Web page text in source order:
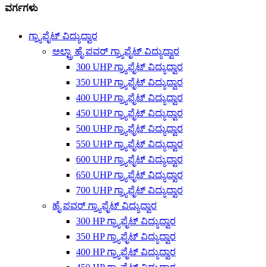
ವರ್ಗಗಳು
ಗ್ರ್ಯಾಫೈಟ್ ವಿದ್ಯುದ್ವಾರ
ಅಲ್ಟ್ರಾ ಹೈ ಪವರ್ ಗ್ರ್ಯಾಫೈಟ್ ವಿದ್ಯುದ್ವಾರ
300 UHP ಗ್ರ್ಯಾಫೈಟ್ ವಿದ್ಯುದ್ವಾರ
350 UHP ಗ್ರ್ಯಾಫೈಟ್ ವಿದ್ಯುದ್ವಾರ
400 UHP ಗ್ರ್ಯಾಫೈಟ್ ವಿದ್ಯುದ್ವಾರ
450 UHP ಗ್ರ್ಯಾಫೈಟ್ ವಿದ್ಯುದ್ವಾರ
500 UHP ಗ್ರ್ಯಾಫೈಟ್ ವಿದ್ಯುದ್ವಾರ
550 UHP ಗ್ರ್ಯಾಫೈಟ್ ವಿದ್ಯುದ್ವಾರ
600 UHP ಗ್ರ್ಯಾಫೈಟ್ ವಿದ್ಯುದ್ವಾರ
650 UHP ಗ್ರ್ಯಾಫೈಟ್ ವಿದ್ಯುದ್ವಾರ
700 UHP ಗ್ರ್ಯಾಫೈಟ್ ವಿದ್ಯುದ್ವಾರ
ಹೈ ಪವರ್ ಗ್ರ್ಯಾಫೈಟ್ ವಿದ್ಯುದ್ವಾರ
300 HP ಗ್ರ್ಯಾಫೈಟ್ ವಿದ್ಯುದ್ವಾರ
350 HP ಗ್ರ್ಯಾಫೈಟ್ ವಿದ್ಯುದ್ವಾರ
400 HP ಗ್ರ್ಯಾಫೈಟ್ ವಿದ್ಯುದ್ವಾರ